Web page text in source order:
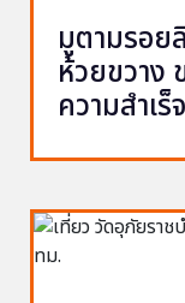
มูตามรอย
ห้วยขวาง
ความสำเร็จ